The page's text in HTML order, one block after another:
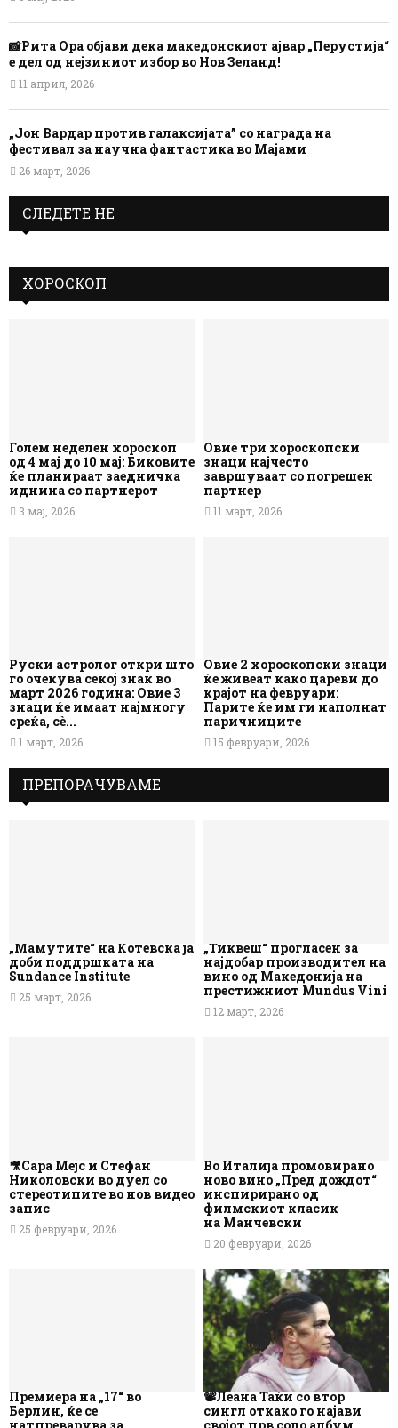
📸Рита Ора објави дека македонскиот ајвар „Перустија“
е дел од нејзиниот избор во Нов Зеланд!
11 април, 2026
„Јон Вардар против галаксијата” со награда на
фестивал за научна фантастика во Мајами
26 март, 2026
СЛЕДЕТЕ НЕ
ХОРОСКОП
Голем неделен хороскоп
од 4 мај до 10 мај: Биковите
ќе планираат заедничка
иднина со партнерот
3 мај, 2026
Овие три хороскопски
знаци најчесто
завршуваат со погрешен
партнер
11 март, 2026
Руски астролог откри што
го очекува секој знак во
март 2026 година: Овие 3
знаци ќе имаат најмногу
среќа, сè...
1 март, 2026
Овие 2 хороскопски знаци
ќе живеат како цареви до
крајот на февруари:
Парите ќе им ги наполнат
паричниците
15 февруари, 2026
ПРЕПОРАЧУВАМЕ
„Мамутите“ на Котевска ја
доби поддршката на
Sundance Institute
25 март, 2026
„Тиквеш“ прогласен за
најдобар производител на
вино од Македонија на
престижниот Mundus Vini
12 март, 2026
🎥Сара Мејс и Стефан
Николовски во дуел со
стереотипите во нов видео
запис
25 февруари, 2026
Во Италија промовирано
ново вино „Пред дождот“
инспирирано од
филмскиот класик
на Манчевски
20 февруари, 2026
Премиера на „17“ во
Берлин, ќе се
📽️Леана Таќи со втор
сингл откако го најави